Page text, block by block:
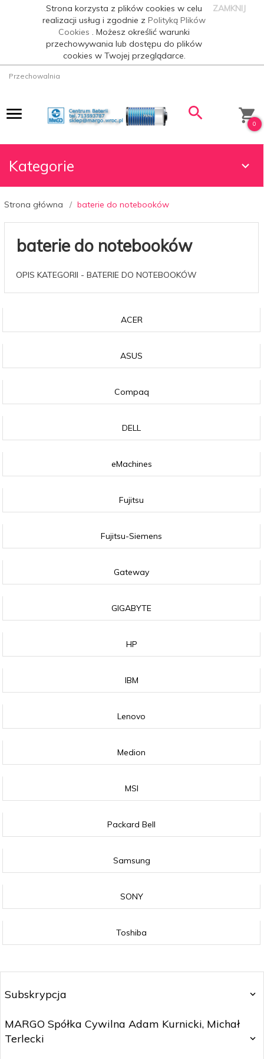
Strona korzysta z plików cookies w celu
realizacji usług i zgodnie zPolityką Plików
Cookies. Możesz określić warunki
przechowywania lub dostępu do plików
cookies w Twojej przeglądarce.
ZAMKNIJ
Przechowalnia
0
Kategorie
Strona główna baterie do notebooków
baterie do notebooków
OPIS KATEGORII - BATERIE DO NOTEBOOKÓW
ACER
ASUS
Compaq
DELL
eMachines
Fujitsu
Fujitsu-Siemens
Gateway
GIGABYTE
HP
IBM
Lenovo
Medion
MSI
Packard Bell
Samsung
SONY
Toshiba
Subskrypcja
MARGO Spółka Cywilna Adam Kurnicki, Michał
Terlecki